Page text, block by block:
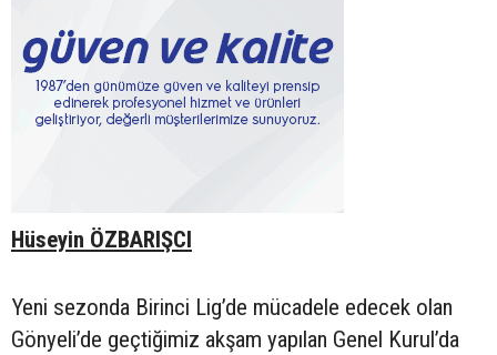
Hüseyin ÖZBARIŞCI
Yeni sezonda Birinci Lig’de mücadele edecek olan
Gönyeli’de geçtiğimiz akşam yapılan Genel Kurul’da